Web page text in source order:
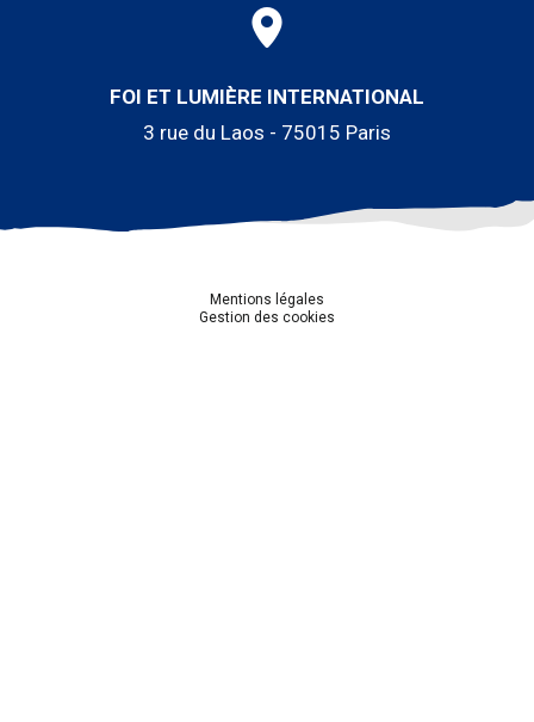
FOI ET LUMIÈRE INTERNATIONAL
3 rue du Laos - 75015 Paris
Mentions légales
Gestion des cookies